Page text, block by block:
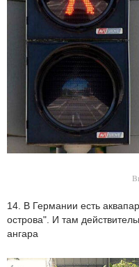
14. В Германии есть
острова". И там
ангара